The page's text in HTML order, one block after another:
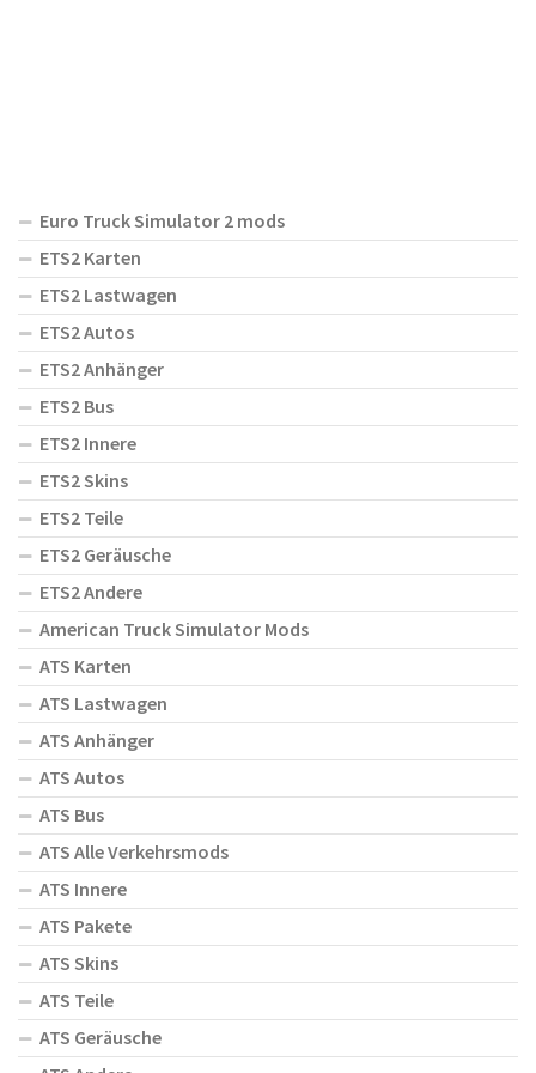
Euro Truck Simulator 2 mods
ETS2 Karten
ETS2 Lastwagen
ETS2 Autos
ETS2 Anhänger
ETS2 Bus
ETS2 Innere
ETS2 Skins
ETS2 Teile
ETS2 Geräusche
ETS2 Andere
American Truck Simulator Mods
ATS Karten
ATS Lastwagen
ATS Anhänger
ATS Autos
ATS Bus
ATS Alle Verkehrsmods
ATS Innere
ATS Pakete
ATS Skins
ATS Teile
ATS Geräusche